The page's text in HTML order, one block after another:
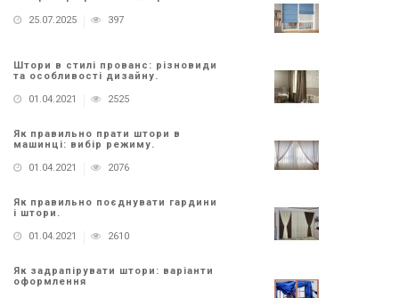
25.07.2025
397
Штори в стилі прованс: різновиди
та особливості дизайну.
01.04.2021
2525
Як правильно прати штори в
машинці: вибір режиму.
01.04.2021
2076
Як правильно поєднувати гардини
і штори.
01.04.2021
2610
Як задрапірувати штори: варіанти
оформлення